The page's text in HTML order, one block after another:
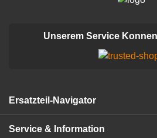
Unserem Service
Ersatzteil-Navigator
Service & Information